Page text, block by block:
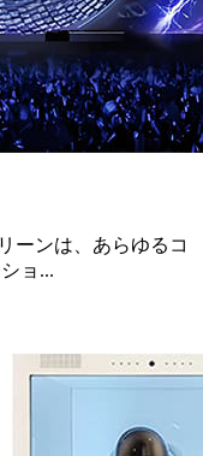
ーンは、あらゆるコ
ョ...